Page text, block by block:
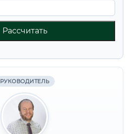
Рассчитать
РУКОВОДИТЕЛЬ